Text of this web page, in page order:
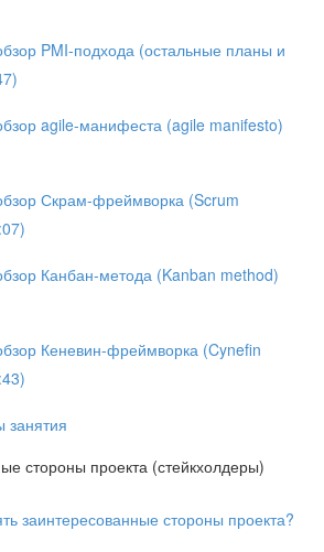
PMI-подхода (остальные планы и
agile-манифеста (agile manifesto)
Скрам-фреймворка (Scrum
Канбан-метода (Kanban method)
Кеневин-фреймворка (Cynefin
занятия
стороны проекта (стейкхолдеры)
заинтересованные стороны проекта?